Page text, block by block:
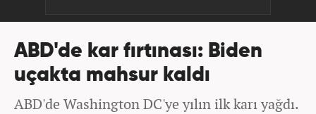
ABD'de kar fırtınası: Biden
uçakta mahsur kaldı
ABD'de Washington DC'ye yılın ilk karı yağdı.